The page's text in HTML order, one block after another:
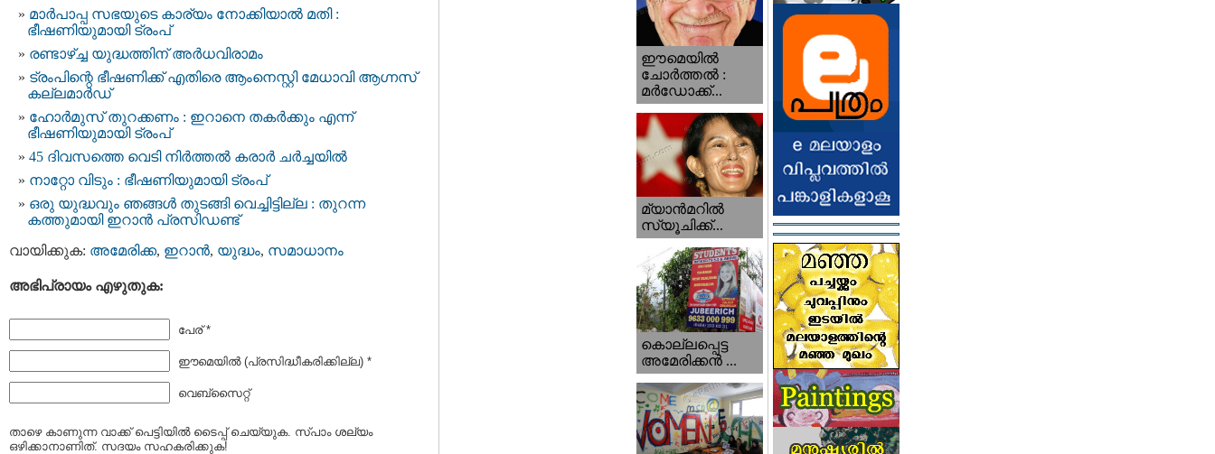
മാർപാപ്പ സഭയുടെ കാര്യം നോക്കിയാൽ മതി :
ഭീഷണിയുമായി ട്രംപ്
രണ്ടാഴ്ച്ച യുദ്ധത്തിന് അർധവിരാമം
ട്രംപിന്റെ ഭീഷണിക്ക് എതിരെ ആംനെസ്റ്റി മേധാവി ആഗ്നസ്
കല്ലമാർഡ്
ഹോർമുസ് തുറക്കണം : ഇറാനെ തകർക്കും എന്ന്
ഭീഷണിയുമായി ട്രംപ്
45 ദിവസത്തെ വെടി നിർത്തൽ കരാര്‍ ചര്‍ച്ചയിൽ
നാറ്റോ വിടും : ഭീഷണിയുമായി ട്രംപ്
ഒരു യുദ്ധവും ഞങ്ങള്‍ തുടങ്ങി വെച്ചിട്ടില്ല : തുറന്ന
കത്തുമായി ഇറാൻ പ്രസിഡണ്ട്
വായിക്കുക: അമേരിക്ക, ഇറാന്‍, യുദ്ധം, സമാധാനം
അഭിപ്രായം എഴുതുക:
പേര് *
ഈമെയില്‍ (പ്രസിദ്ധീകരിക്കില്ല) *
വെബ്സൈറ്റ്
താഴെ കാണുന്ന വാക്ക് പെട്ടിയില്‍ ടൈപ്പ്‌ ചെയ്യുക. സ്പാം ശല്യം
ഒഴിക്കാനാണിത്. സദയം സഹകരിക്കുക!
ഈമെയിൽ
ചോർത്തൽ :
മർഡോക്ക്...
മ്യാന്‍‌മറില്‍
സ്യൂചിക്ക്...
കൊല്ലപ്പെട്ട
അമേരിക്കന്‍ ...